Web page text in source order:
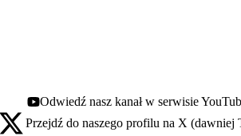
Youtube - otwiera się w nowej karcie
Odwiedź nasz kanał w serwisie
X - otwiera się w nowej karcie
Przejdź do naszego profilu na X (dawniej